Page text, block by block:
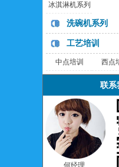
冰淇淋机系列
洗碗机系列
工艺培训
中点培训 西点
联系
何经理